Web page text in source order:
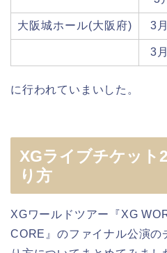
大阪城ホール(大阪府) 3
3
に行われていまいした。
XGライブチケット
り方
XGワールドツアー『XG
CORE』のファイナル公演の